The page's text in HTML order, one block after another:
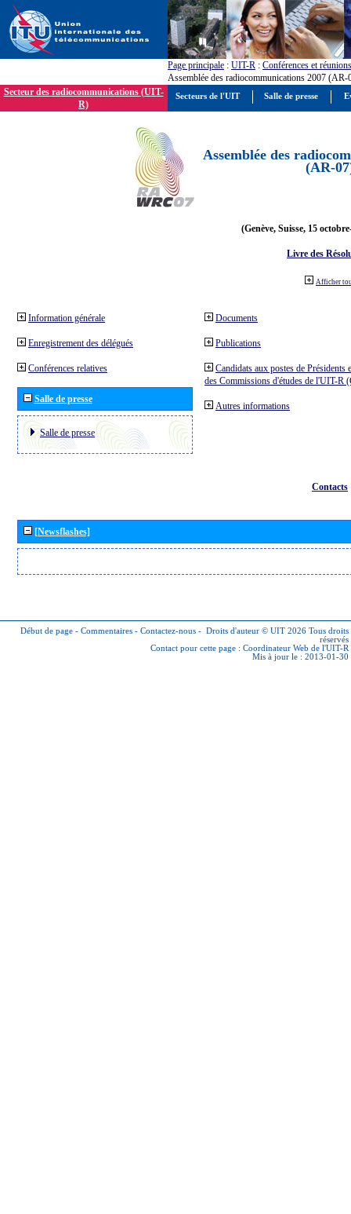
Page principale : UIT-R : Conférences et réunions
Assemblée des radiocommunications 2007 (AR-
Secteur des radiocommunications (UIT-
R)
Assemblée des
(AR-
(Genève, Suisse, 15
Livre des
Afficher
Information générale
Enregistrement des délégués
Conférences relatives
Salle de presse
Salle de presse
Documents
Publications
Candidats aux postes de Présidents
des Commissions d'études de l'UIT-R
Autres informations
Contacts
[Newsflashes]
Début de page - Commentaires - Contactez-nous - Droits d'auteur © UIT 2026 Tous droits
réservés
Contact pour cette page : Coordinateur Web de l'UIT-R
Mis à jour le : 2013-01-30
Secteurs de l'UIT Salle de presse